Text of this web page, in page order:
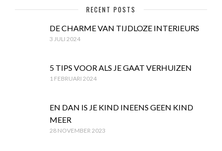
RECENT POSTS
DE CHARME VAN TIJDLOZE INTERIEURS
3 JULI 2024
5 TIPS VOOR ALS JE GAAT VERHUIZEN
1 FEBRUARI 2024
EN DAN IS JE KIND INEENS GEEN KIND
MEER
28 NOVEMBER 2023